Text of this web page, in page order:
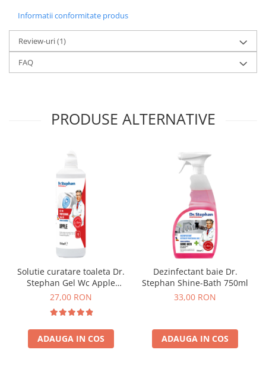
Informatii conformitate produs
Review-uri(1)
FAQ
PRODUSE ALTERNATIVE
Solutie curatare toaleta Dr.
Stephan Gel Wc Apple
750ml
27,00 RON
ADAUGA IN COS
Dezinfectant baie Dr.
Stephan Shine-Bath 750ml
33,00 RON
ADAUGA IN COS